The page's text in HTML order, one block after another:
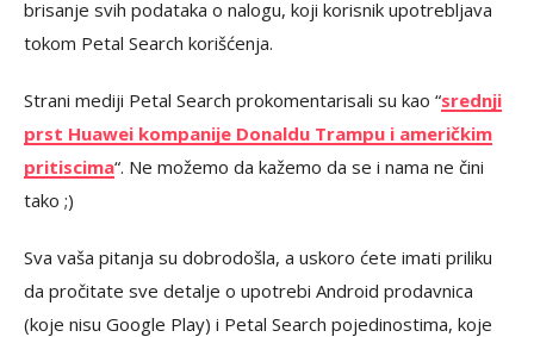
brisanje svih podataka o nalogu, koji korisnik upotrebljava
tokom Petal Search korišćenja.
Strani mediji Petal Search prokomentarisali su kao “srednji
prst Huawei kompanije Donaldu Trampu i američkim
pritiscima“. Ne možemo da kažemo da se i nama ne čini
tako ;)
Sva vaša pitanja su dobrodošla, a uskoro ćete imati priliku
da pročitate sve detalje o upotrebi Android prodavnica
(koje nisu Google Play) i Petal Search pojedinostima, koje